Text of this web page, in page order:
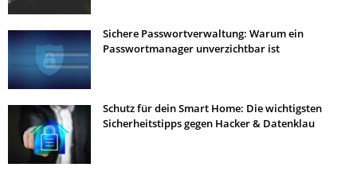
Sichere Passwortverwaltung: Warum ein
Passwortmanager unverzichtbar ist
Schutz für dein Smart Home: Die wichtigsten
Sicherheitstipps gegen Hacker & Datenklau